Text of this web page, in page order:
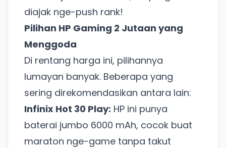
diajak nge-push rank!
Pilihan HP Gaming 2 Jutaan yang
Menggoda
Di rentang harga ini, pilihannya
lumayan banyak. Beberapa yang
sering direkomendasikan antara lain:
Infinix Hot 30 Play: HP ini punya
baterai jumbo 6000 mAh, cocok buat
maraton nge-game tanpa takut